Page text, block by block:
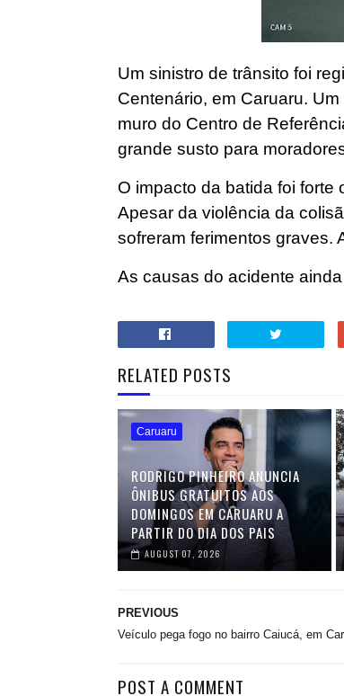
Um sinistro de trânsito foi
Centenário, em Caruaru.
muro do Centro de
grande susto para
O impacto da batida foi forte
Apesar da violência da
sofreram ferimentos graves.
As causas do acidente
RELATED POSTS
Caruaru
RODRIGO PINHEIRO ANUNCIA
ÔNIBUS GRATUITOS AOS
DOMINGOS EM CARUARU A
PARTIR DO DIA DOS PAIS
AUGUST 07, 2026
PREVIOUS
Veículo pega fogo no bairro Caiucá, em
POST A COMMENT